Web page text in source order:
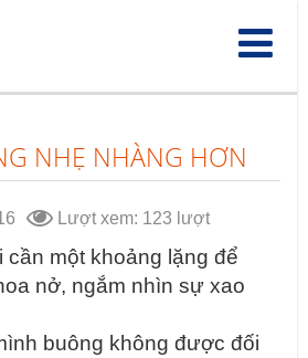
NHẸ NHÀNG HƠN
Lượt xem: 123 lượt
một khoảng lặng để
nở, ngắm nhìn sự xao
buông không được đối